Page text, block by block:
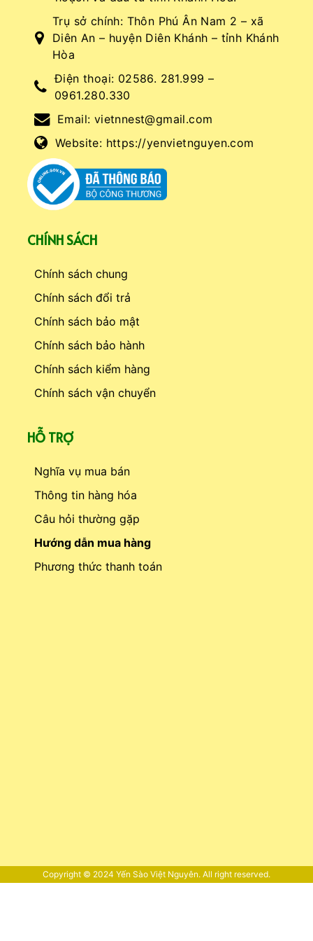
Trụ sở chính: Thôn Phú Ân Nam 2 – xã
Diên An – huyện Diên Khánh – tỉnh Khánh
Hòa
Điện thoại: 02586. 281.999 –
0961.280.330
Email: vietnnest@gmail.com
Website: https://yenvietnguyen.com
CHÍNH SÁCH
Chính sách chung
Chính sách đổi trả
Chính sách bảo mật
Chính sách bảo hành
Chính sách kiểm hàng
Chính sách vận chuyển
HỖ TRỢ
Nghĩa vụ mua bán
Thông tin hàng hóa
Câu hỏi thường gặp
Hướng dẫn mua hàng
Phương thức thanh toán
Copyright © 2024 Yến Sào Việt Nguyên. All right reserved.